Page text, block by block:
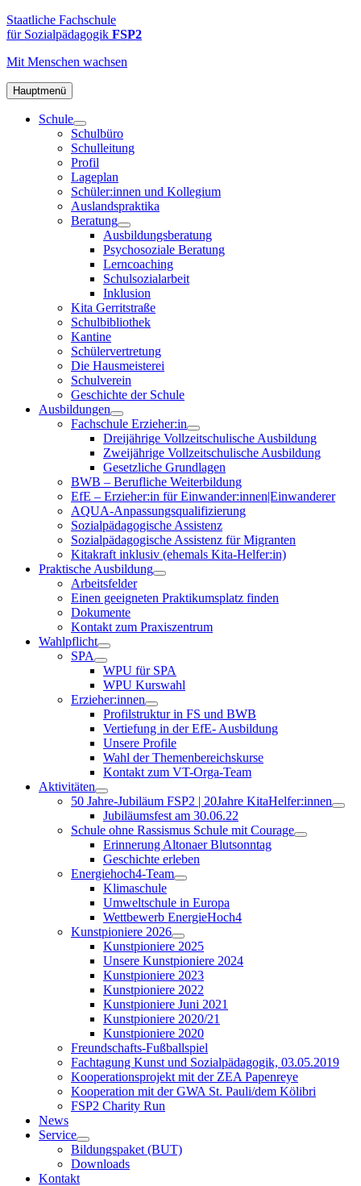
Zum
Inhalt
FSP2
Staatliche
Fachschule
Sozialpädagogik
in
Altona
Staatliche Fachschule
für Sozialpädagogik FSP2
Mit Menschen wachsen
Hauptmenü
Schule
Schulbüro
Schulleitung
Profil
Lageplan
Schüler:innen und Kollegium
Auslandspraktika
Beratung
Ausbildungsberatung
Psychosoziale Beratung
Lerncoaching
Schulsozialarbeit
Inklusion
Kita Gerritstraße
Schulbibliothek
Kantine
Schülervertretung
Die Hausmeisterei
Schulverein
Geschichte der Schule
Ausbildungen
Fachschule Erzieher:in
Dreijährige Vollzeitschulische Ausbildung
Zweijährige Vollzeitschulische Ausbildung
Gesetzliche Grundlagen
BWB – Berufliche Weiterbildung
EfE – Erzieher:in für Einwander:innen|Einwanderer
AQUA-Anpassungsqualifizierung
Sozialpädagogische Assistenz
Sozialpädagogische Assistenz für Migranten
Kitakraft inklusiv (ehemals Kita-Helfer:in)
Praktische Ausbildung
Arbeitsfelder
Einen geeigneten Praktikumsplatz finden
Dokumente
Kontakt zum Praxiszentrum
Wahlpflicht
SPA
WPU für SPA
WPU Kurswahl
Erzieher:innen
Profilstruktur in FS und BWB
Vertiefung in der EfE- Ausbildung
Unsere Profile
Wahl der Themenbereichskurse
Kontakt zum VT-Orga-Team
Aktivitäten
50 Jahre-Jubiläum FSP2 | 20Jahre KitaHelfer:innen
Jubiläumsfest am 30.06.22
Schule ohne Rassismus Schule mit Courage
Erinnerung Altonaer Blutsonntag
Geschichte erleben
Energiehoch4-Team
Klimaschule
Umweltschule in Europa
Wettbewerb EnergieHoch4
Kunstpioniere 2026
Kunstpioniere 2025
Unsere Kunstpioniere 2024
Kunstpioniere 2023
Kunstpioniere 2022
Kunstpioniere Juni 2021
Kunstpioniere 2020/21
Kunstpioniere 2020
Freundschafts-Fußballspiel
Fachtagung Kunst und Sozialpädagogik, 03.05.2019
Kooperationsprojekt mit der ZEA Papenreye
Kooperation mit der GWA St. Pauli/dem Kölibri
FSP2 Charity Run
News
Service
Bildungspaket (BUT)
Downloads
Kontakt